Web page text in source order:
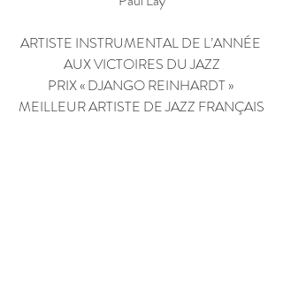
ARTISTE INSTRUMENTAL DE L’ANNÉE
AUX VICTOIRES DU JAZZ
PRIX « DJANGO REINHARDT »
MEILLEUR ARTISTE DE JAZZ FRANÇAIS